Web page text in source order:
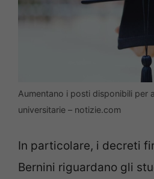
Aumentano i posti disponibili per
universitarie – notizie.com
In particolare, i decreti
Bernini riguardano gli